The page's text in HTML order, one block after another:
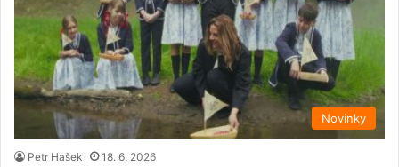
Novinky
Petr Hašek 18. 6. 2026